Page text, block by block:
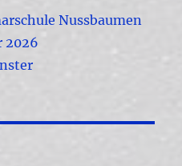
Nussbaumen
2026